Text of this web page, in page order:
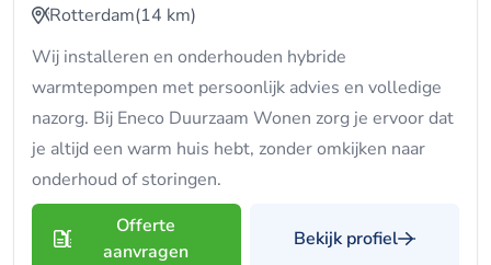
Rotterdam(14 km)
Wij installeren en onderhouden hybride
warmtepompen met persoonlijk advies en volledige
nazorg. Bij Eneco Duurzaam Wonen zorg je ervoor dat
je altijd een warm huis hebt, zonder omkijken naar
onderhoud of storingen.
Offerte
aanvragen
Bekijk profiel